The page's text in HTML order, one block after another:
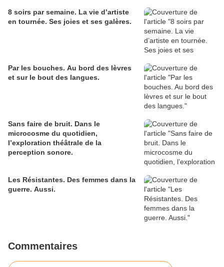
8 soirs par semaine. La vie d’artiste
en tournée. Ses joies et ses galères.
Par les bouches. Au bord des lèvres
et sur le bout des langues.
Sans faire de bruit. Dans le
microcosme du quotidien,
l’exploration théâtrale de la
perception sonore.
Les Résistantes. Des femmes dans la
guerre. Aussi.
Commentaires